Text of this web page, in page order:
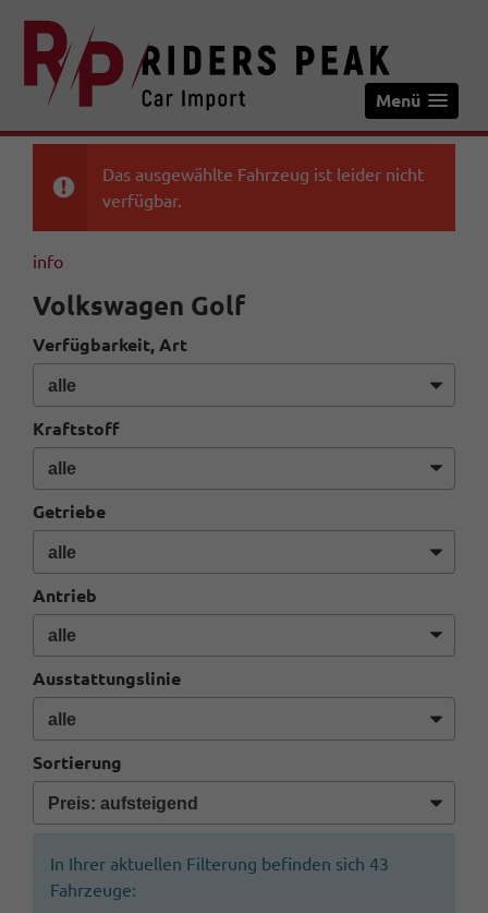
Menü
Das ausgewählte Fahrzeug ist leider nicht
verfügbar.
info
Volkswagen Golf
Verfügbarkeit, Art
Kraftstoff
Getriebe
Antrieb
Ausstattungslinie
Sortierung
In Ihrer aktuellen Filterung befinden sich 43
Fahrzeuge: